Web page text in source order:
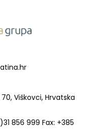
Viškovci, Hrvatska
856 999 Fax: +385